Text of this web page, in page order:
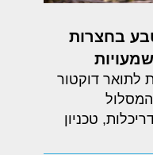
בחצרות
לתואר דוקטור
המסלול
טכניון